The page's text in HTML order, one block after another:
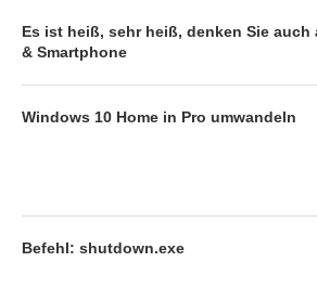
Es ist heiß, sehr heiß, denken Sie auch
& Smartphone
Windows 10 Home in Pro umwandeln
Befehl: shutdown.exe